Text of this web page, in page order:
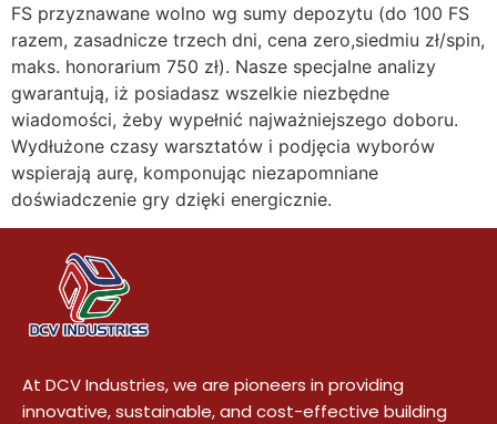
FS przyznawane wolno wg sumy depozytu (do 100 FS
razem, zasadnicze trzech dni, cena zero,siedmiu zł/spin,
maks. honorarium 750 zł). Nasze specjalne analizy
gwarantują, iż posiadasz wszelkie niezbędne
wiadomości, żeby wypełnić najważniejszego doboru.
Wydłużone czasy warsztatów i podjęcia wyborów
wspierają aurę, komponując niezapomniane
doświadczenie gry dzięki energicznie.
At DCV Industries, we are pioneers in providing
innovative, sustainable, and cost-effective building